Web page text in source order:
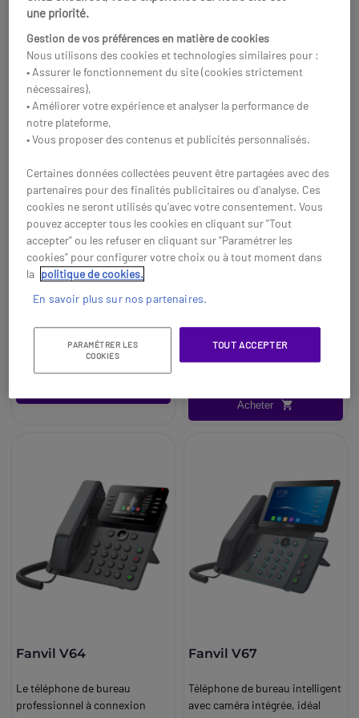
Cleyver Easyflex90 2K
+ NW65UC
Solution individuelle flexible
idéale pour le travail hybride.
150,25 € HT -19%
Réf: ODNW65CAM902K
Fanvil V65
lignes et connexion Bluetooth,
199,95 €
129,95 € HT -35%
Acheter
Fanvil V64
Le téléphone de bureau
professionnel à connexion
Fanvil V67
Téléphone de bureau intelligent
avec caméra intégrée, idéal
une priorité.
Gestion de vos préférences en matière de cookies
Nous utilisons des cookies et technologies similaires pour :
• Assurer le fonctionnement du site (cookies strictement
nécessaires),
• Améliorer votre expérience et analyser la performance de
notre plateforme,
• Vous proposer des contenus et publicités personnalisés.
Certaines données collectées peuvent être partagées avec des
partenaires pour des finalités publicitaires ou d'analyse. Ces
cookies ne seront utilisés qu'avec votre consentement. Vous
pouvez accepter tous les cookies en cliquant sur "Tout
accepter" ou les refuser en cliquant sur "Paramétrer les
cookies" pour configurer votre choix ou à tout moment dans
la politique de cookies.
En savoir plus sur nos partenaires.
PARAMÉTRER LES
COOKIES
TOUT ACCEPTER